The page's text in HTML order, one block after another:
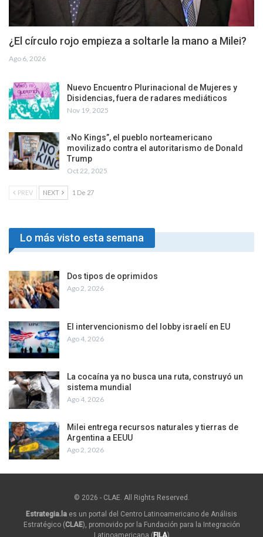
¿El círculo rojo empieza a soltarle la mano a Milei?
Ago 6, 2026
Nuevo Encuentro Plurinacional de Mujeres y
Disidencias, fuera de radares mediáticos
Nov 19, 2025
«No Kings”, el pueblo norteamericano
movilizado contra el autoritarismo de Donald
Trump
Oct 22, 2025
PREV NEXT 1 De 27
Lo más visto esta semana
Dos tipos de oprimidos
Ago 2, 2026
El intervencionismo del lobby israelí en EU
Ago 4, 2026
La cocaína ya no busca una ruta, construyó un
sistema mundial
Ago 4, 2026
Milei entrega recursos naturales y tierras de
Argentina a EEUU
Ago 2, 2026
© 2026 - CLAE. All Rights Reserved.
Estrategia.la es un portal del Centro Latinoamericano de Análisis
Estratégico (CLAE), promovido por la Fundación para la Integración
Latinoamericana (FILA)